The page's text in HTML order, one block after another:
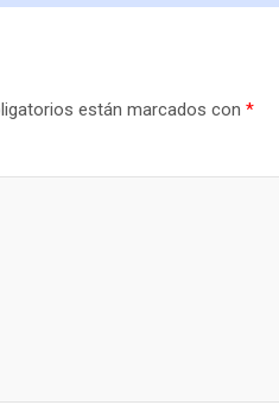
están marcados con *